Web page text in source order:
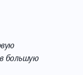
большую